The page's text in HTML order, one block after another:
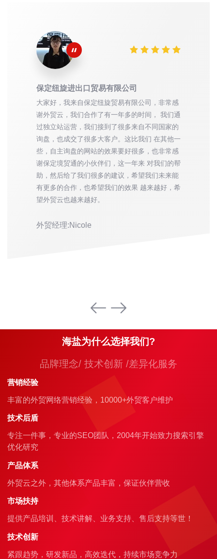
保定纽旋进出口贸易有限公司
大家好，我来自保定纽旋贸易有限公司，非常感
谢外贸云，我们合作了有一年多的时间， 我们通
过独立站运营，我们接到了很多来自不同国家的
询盘，也成交了很多大客户。这比我们 在其他一
些，自主询盘的网站的效果要好很多，也非常感
谢保定境贸通的小伙伴们，这一年来 对我们的帮
助，然后给了我们很多的建议，希望我们未来能
有更多的合作，也希望我们的效果 越来越好，希
望外贸云也越来越好。
外贸经理:Nicole
海盐为什么选择我们?
品牌理念/ 技术创新 /差异化服务
营销经验
丰富的外贸网络营销经验，10000+外贸客户维护
技术后盾
专注一件事，专业的SEO团队，2004年开始致力搜索引擎
优化研究
产品体系
外贸云之外，其他体系产品丰富，保证伙伴营收
市场扶持
提供产品培训、技术讲解、业务支持、售后支持等世！
技术创新
紧跟趋势，研发新品，高效迭代，持续市场竞争力